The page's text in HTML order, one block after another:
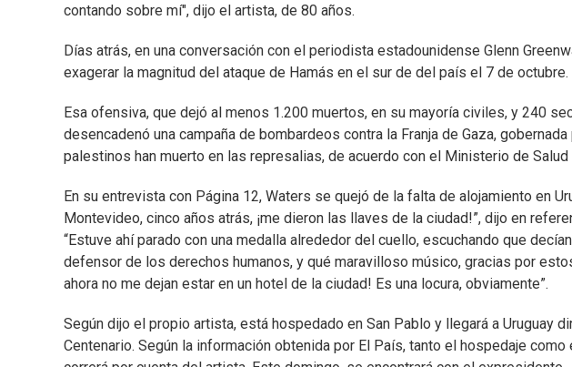
contando sobre mí", dijo el artista, de 80 años.
Días atrás, en una conversación con el periodista estadounidense Glenn
exagerar la magnitud del ataque de Hamás en el sur de del país el 7 de octubre.
Esa ofensiva, que dejó al menos 1.200 muertos, en su mayoría civiles, y 240
desencadenó una campaña de bombardeos contra la Franja de Gaza,
palestinos han muerto en las represalias, de acuerdo con el Ministerio de Salud
En su entrevista con Página 12, Waters se quejó de la falta de alojamiento en
Montevideo, cinco años atrás, ¡me dieron las llaves de la ciudad!”, dijo en
“Estuve ahí parado con una medalla alrededor del cuello, escuchando que
defensor de los derechos humanos, y qué maravilloso músico, gracias por
ahora no me dejan estar en un hotel de la ciudad! Es una locura, obviamente”.
Según dijo el propio artista, está hospedado en San Pablo y llegará a Uruguay
Centenario. Según la información obtenida por El País, tanto el hospedaje